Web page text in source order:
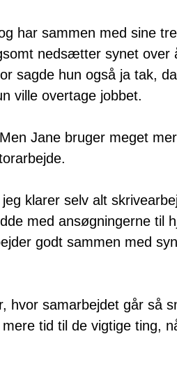
har sammen med sine
nedsætter synet over
sagde hun også ja tak,
ville overtage jobbet.
Jane bruger meget
klarer selv alt
med ansøgningerne til
godt sammen med
hvor samarbejdet går så
tid til de vigtige ting,